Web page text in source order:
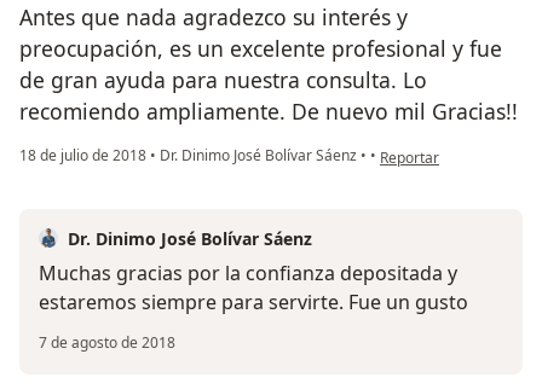
Antes que nada agradezco su interés y
preocupación, es un excelente profesional y fue
de gran ayuda para nuestra consulta. Lo
recomiendo ampliamente. De nuevo mil Gracias!!
18 de julio de 2018 • Dr. Dinimo José Bolívar Sáenz • • en opinión del usuario
Reportar
Dr. Dinimo José Bolívar Sáenz
Muchas gracias por la confianza depositada y
estaremos siempre para servirte. Fue un gusto
7 de agosto de 2018